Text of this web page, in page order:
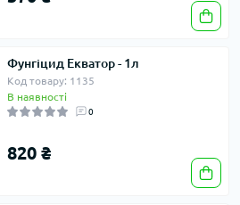
Фунгіцид Екватор - 1л
Код товару: 1135
В наявності
0
820 ₴